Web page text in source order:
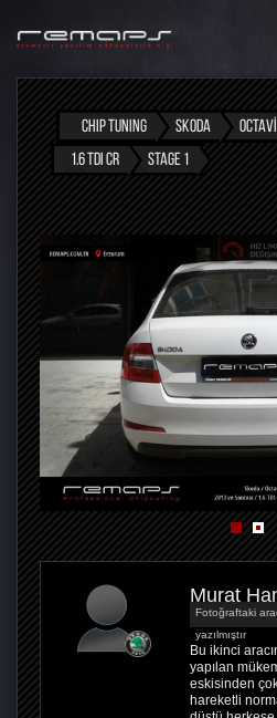
CHIP TUNING SKODA
1.6 TDI CR
STAGE 1
Murat
Fotoğraftaki
yazılmıştır
Bu ikinci
yapılan
eskisinden
hareketli